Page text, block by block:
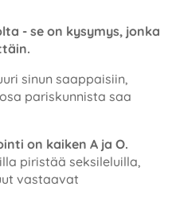
- se on kysymys, jonka
sinun saappaisiin,
pariskunnista saa
on kaiken A ja O.
piristää seksileluilla,
vastaavat